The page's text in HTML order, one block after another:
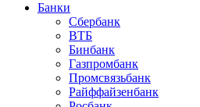
Банки
Сбербанк
ВТБ
Бинбанк
Газпромбанк
Промсвязьбанк
Райффайзенбанк